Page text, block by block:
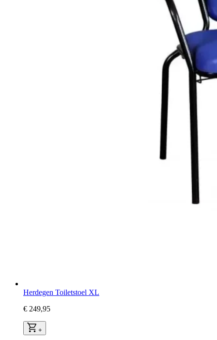
Herdegen Toiletstoel XL
€ 249,95
+